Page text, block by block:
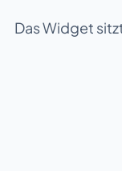
Das Widget